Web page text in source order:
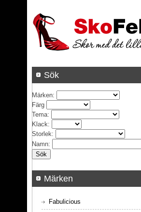
Sök
Märken:
Färg
Tema:
Klack:
Storlek:
Namn:
Märken
Fabulicious